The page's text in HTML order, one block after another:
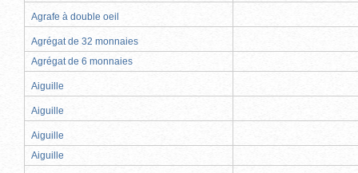
Agrafe à double oeil
Agrégat de 32 monnaies
Agrégat de 6 monnaies
Aiguille
Aiguille
Aiguille
Aiguille